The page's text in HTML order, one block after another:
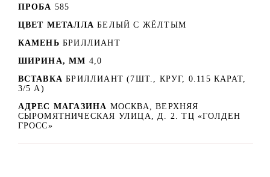
ПРОБА 585
ЦВЕТ МЕТАЛЛА БЕЛЫЙ C ЖЁЛТЫМ
КАМЕНЬ БРИЛЛИАНТ
ШИРИНА, ММ 4,0
ВСТАВКА БРИЛЛИАНТ (7ШТ., КРУГ, 0.115 КАРАТ,
3/5 А)
АДРЕС МАГАЗИНА МОСКВА, ВЕРХНЯЯ
СЫРОМЯТНИЧЕСКАЯ УЛИЦА, Д. 2. ТЦ «ГОЛДЕН
ГРОСС»